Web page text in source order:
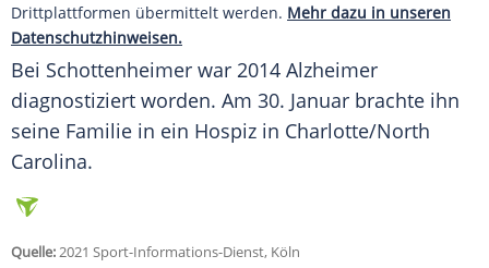
Drittplattformen übermittelt werden. Mehr dazu in unseren
Datenschutzhinweisen.
Bei Schottenheimer war 2014 Alzheimer
diagnostiziert worden. Am 30. Januar brachte ihn
seine Familie in ein Hospiz in Charlotte/North
Carolina.
Quelle:2021 Sport-Informations-Dienst, Köln